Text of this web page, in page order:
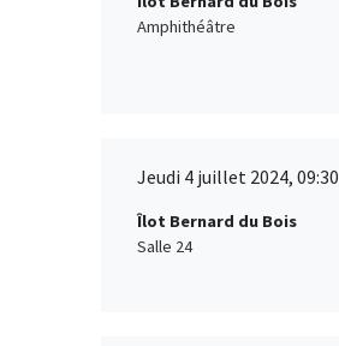
Amphithéâtre
Jeudi 4 juillet 2024, 09:30
Îlot Bernard du Bois
Salle 24